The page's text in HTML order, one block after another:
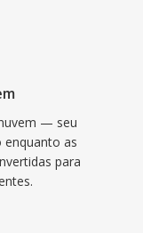
— seu
as
para